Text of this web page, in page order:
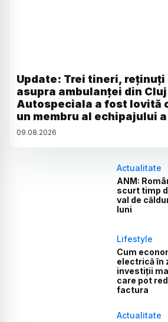
Update: Trei tineri, reținuți
asupra ambulanței din
Autospeciala a fost lovită
un membru al echipajului
09.08.2026
Actualitate
ANM:
scurt timp
val de
luni
Lifestyle
Cum
electrică în
investiții
care pot
factura
Actualitate